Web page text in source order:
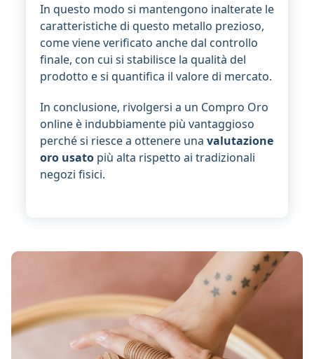
In questo modo si mantengono inalterate le
caratteristiche di questo metallo prezioso,
come viene verificato anche dal controllo
finale, con cui si stabilisce la qualità del
prodotto e si quantifica il valore di mercato.
In conclusione, rivolgersi a un Compro Oro
online è indubbiamente più vantaggioso
perché si riesce a ottenere una valutazione
oro usatopiù alta rispetto ai tradizionali
negozi fisici.